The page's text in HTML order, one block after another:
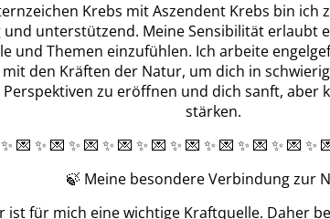
Alina del Sol
Krebs mit Aszendent Krebs bin ich
unterstützend. Meine Sensibilität erlaubt
und Themen einzufühlen. Ich arbeite
mit den Kräften der Natur, um dich in
zu eröffnen und dich sanft, aber
stärken.
💌 ✨ 💌 ✨ 💌 ✨ 💌 ✨ 💌 ✨ 💌 ✨ 💌 ✨ 💌 ✨ 💌 ✨
🍃 Meine besondere Verbindung zur
ist für mich eine wichtige Kraftquelle. Daher